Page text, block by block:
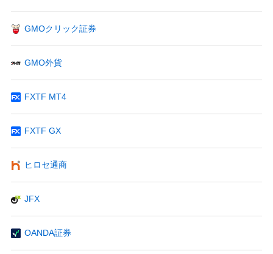
GMOクリック証券
GMO外貨
FXTF MT4
FXTF GX
ヒロセ通商
JFX
OANDA証券